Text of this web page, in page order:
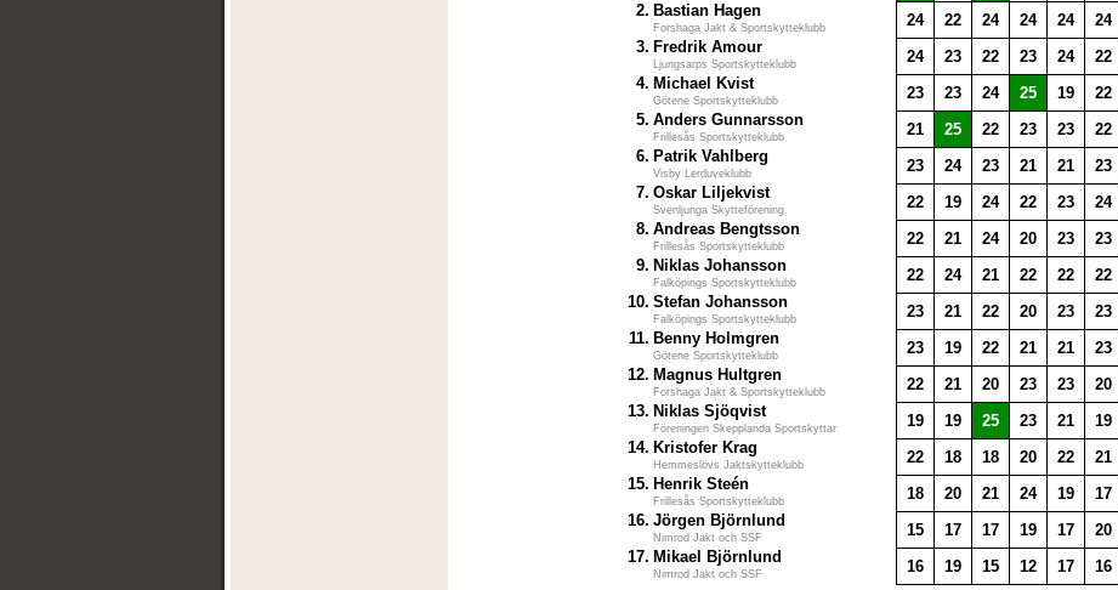
2. Bastian Hagen
Forshaga Jakt & Sportskytteklubb 24 22 24 24 24 24
3. Fredrik Amour
Ljungsarps Sportskytteklubb 24 23 22 23 24 22
4. Michael Kvist
Götene Sportskytteklubb 23 23 24 25 19 22
5. Anders Gunnarsson
Frillesås Sportskytteklubb 21 25 22 23 23 22
6. Patrik Vahlberg
Visby Lerduveklubb 23 24 23 21 21 23
7. Oskar Liljekvist
Svenljunga Skytteförening 22 19 24 22 23 24
8. Andreas Bengtsson
Frillesås Sportskytteklubb 22 21 24 20 23 23
9. Niklas Johansson
Falköpings Sportskytteklubb 22 24 21 22 22 22
10. Stefan Johansson
Falköpings Sportskytteklubb 23 21 22 20 23 23
11. Benny Holmgren
Götene Sportskytteklubb 23 19 22 21 21 23
12. Magnus Hultgren
Forshaga Jakt & Sportskytteklubb 22 21 20 23 23 20
13. Niklas Sjöqvist
Föreningen Skepplanda Sportskyttar 19 19 25 23 21 19
14. Kristofer Krag
Hemmeslövs Jaktskytteklubb 22 18 18 20 22 21
15. Henrik Steén
Frillesås Sportskytteklubb 18 20 21 24 19 17
16. Jörgen Björnlund
Nimrod Jakt och SSF 15 17 17 19 17 20
17. Mikael Björnlund
Nimrod Jakt och SSF 16 19 15 12 17 16